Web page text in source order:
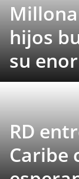
hijos
su
RD
Caribe